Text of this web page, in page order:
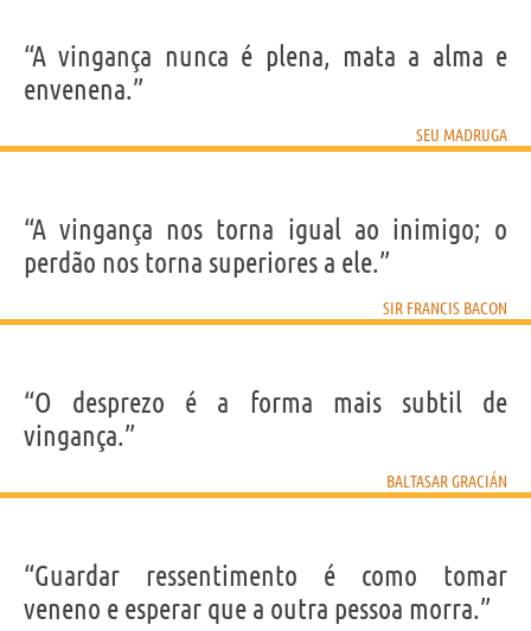
“A vingança nunca é plena, mata a alma e
envenena.”
SEU MADRUGA
“A vingança nos torna igual ao inimigo; o
perdão nos torna superiores a ele.”
SIR FRANCIS BACON
“O desprezo é a forma mais subtil de
vingança.”
BALTASAR GRACIÁN
“Guardar ressentimento é como tomar
veneno e esperar que a outra pessoa morra.”